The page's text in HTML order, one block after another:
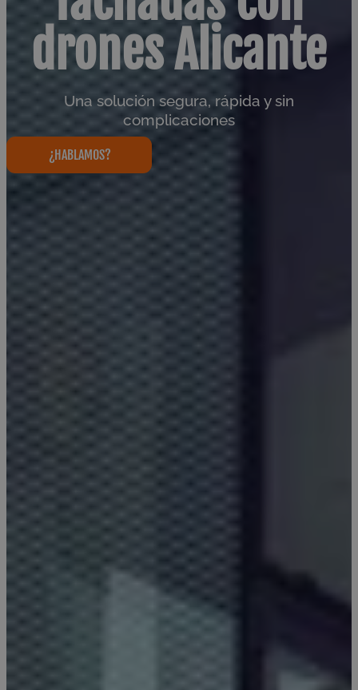
drones Alicante
Una solución segura, rápida y sin
complicaciones
¿HABLAMOS?